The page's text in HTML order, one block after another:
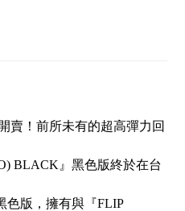
賣！前所未有的超高彈力回
BLACK』黑色版終於在台
色版，擁有與『FLIP